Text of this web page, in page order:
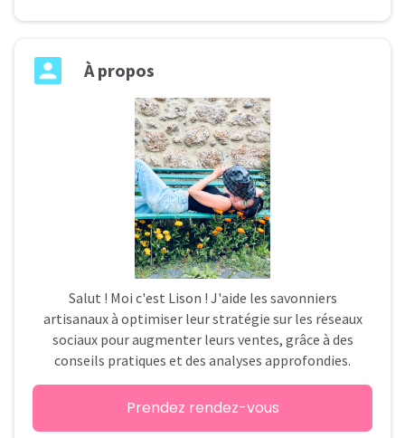
Àpropos
Salut ! Moi c'est Lison ! J'aide les savonniers
artisanaux à optimiser leur stratégie sur les réseaux
sociaux pour augmenter leurs ventes, grâce à des
conseils pratiques et des analyses approfondies.
Prendez rendez-vous